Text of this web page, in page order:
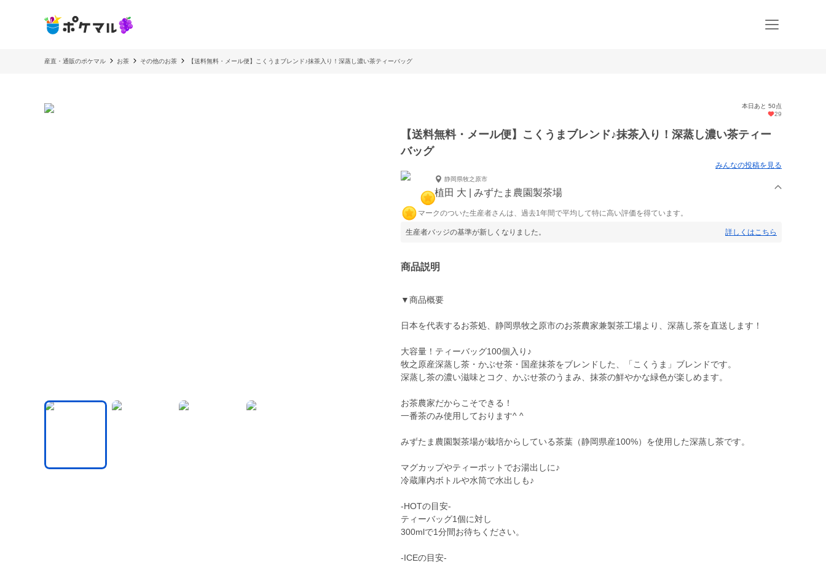
産直・通販のポケマル お茶 その他のお茶 【送料無料・メール便】こくうまブレンド♪抹茶入り！深蒸し濃い茶ティーバッグ
本日あと 50点
29
【送料無料・メール便】こくうまブレンド♪抹茶入り！深蒸し濃い茶ティー
バッグ
みんなの投稿を見る
静岡県牧之原市
植田 大 | みずたま農園製茶場
マークのついた生産者さんは、過去1年間で平均して特に高い評価を得ています。
生産者バッジの基準が新しくなりました。 詳しくはこちら
商品説明
▼商品概要
日本を代表するお茶処、静岡県牧之原市のお茶農家兼製茶工場より、深蒸し茶を直送します！
大容量！ティーバッグ100個入り♪
牧之原産深蒸し茶・かぶせ茶・国産抹茶をブレンドした、「こくうま」ブレンドです。
深蒸し茶の濃い滋味とコク、かぶせ茶のうまみ、抹茶の鮮やかな緑色が楽しめます。
お茶農家だからこそできる！
一番茶のみ使用しております^ ^
みずたま農園製茶場が栽培からしている茶葉（静岡県産100%）を使用した深蒸し茶です。
マグカップやティーポットでお湯出しに♪
冷蔵庫内ボトルや水筒で水出しも♪
-HOTの目安-
ティーバッグ1個に対し
300mlで1分間お待ちください。
-ICEの目安-